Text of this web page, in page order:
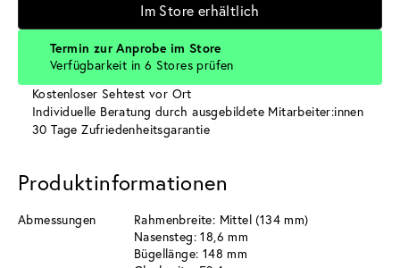
Im Store erhältlich
Termin zur Anprobe im Store
Verfügbarkeit in 6 Stores prüfen
Kostenloser Sehtest vor Ort
Individuelle Beratung durch ausgebildete Mitarbeiter:innen
30 Tage Zufriedenheitsgarantie
Produktinformationen
Abmessungen
Rahmenbreite: Mittel (134 mm)
Nasensteg: 18,6 mm
Bügellänge: 148 mm